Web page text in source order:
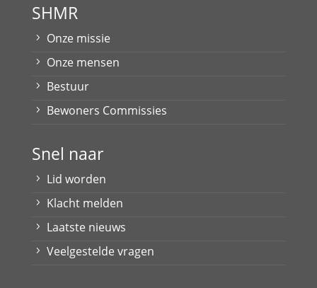
SHMR
Onze missie
Onze mensen
Bestuur
Bewoners Commissies
Snel naar
Lid worden
Klacht melden
Laatste nieuws
Veelgestelde vragen